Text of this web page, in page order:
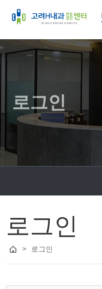
로그인
로그인
> 로그인